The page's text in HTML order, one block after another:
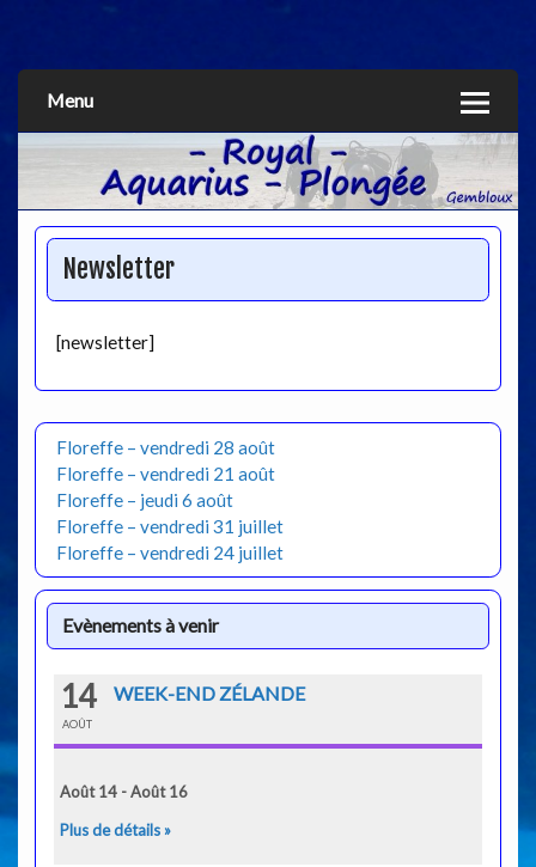
Menu
Newsletter
[newsletter]
Floreffe – vendredi 28 août
Floreffe – vendredi 21 août
Floreffe – jeudi 6 août
Floreffe – vendredi 31 juillet
Floreffe – vendredi 24 juillet
Evènements à venir
14
AOÛT
WEEK-END ZÉLANDE
Août 14 - Août 16
Plus de détails »